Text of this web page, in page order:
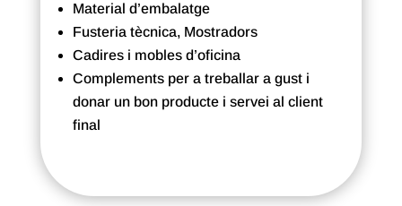
Material d’embalatge
Fusteria tècnica, Mostradors
Cadires i mobles d’oficina
Complements per a treballar a gust i
donar un bon producte i servei al client
final